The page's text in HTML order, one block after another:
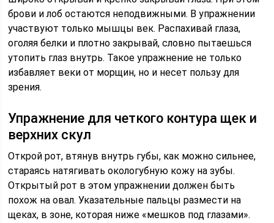
брови и лоб остаются неподвижными. В упражнении
участвуют только мышцы век. Распахивай глаза,
оголяя белки и плотно закрывай, словно пытаешься
утопить глаз внутрь. Такое упражнение не только
избавляет веки от морщин, но и несет пользу для
зрения.
Упражнение для четкого контура щек и
верхних скул
Открой рот, втянув внутрь губы, как можно сильнее,
стараясь натягивать окологубную кожу на зубы.
Открытый рот в этом упражнении должен быть
похож на овал. Указательные пальцы размести на
щеках, в зоне, которая ниже «мешков под глазами».